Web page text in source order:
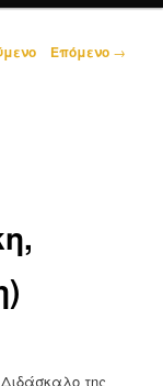
Επόμενο →
της